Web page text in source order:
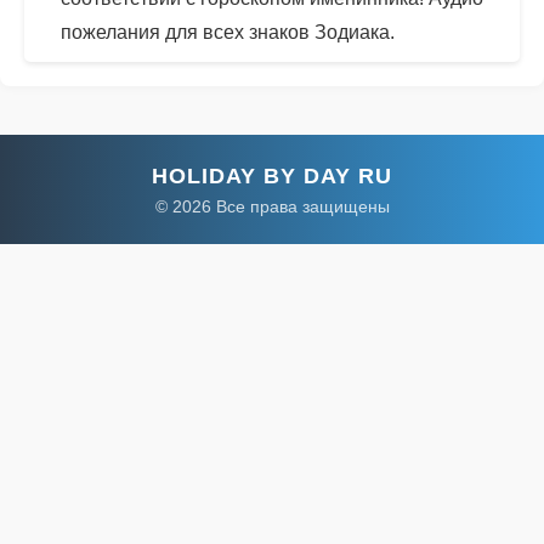
пожелания для всех знаков Зодиака.
HOLIDAY BY DAY RU
© 2026 Все права защищены